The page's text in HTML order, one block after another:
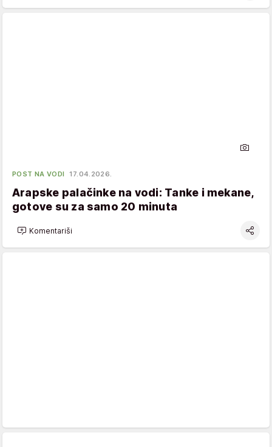
POST NA VODI 17.04.2026.
Arapske palačinke na vodi: Tanke i mekane,
gotove su za samo 20 minuta
Komentariši